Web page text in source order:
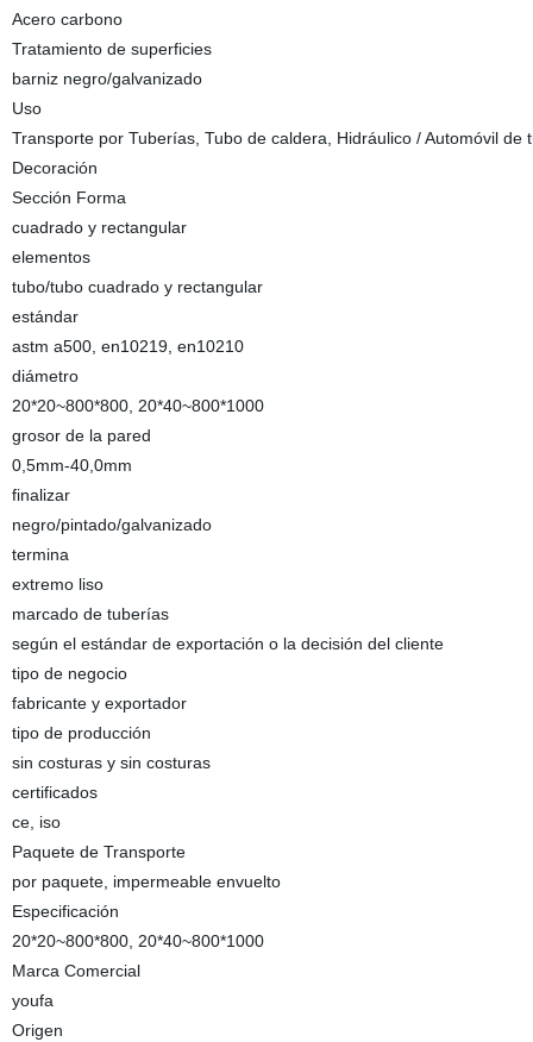
Acero carbono
Tratamiento de superficies
barniz negro/galvanizado
Uso
Transporte por Tuberías, Tubo de caldera, Hidráulico / Automóvil
Decoración
Sección Forma
cuadrado y rectangular
elementos
tubo/tubo cuadrado y rectangular
estándar
astm a500, en10219, en10210
diámetro
20*20~800*800, 20*40~800*1000
grosor de la pared
0,5mm-40,0mm
finalizar
negro/pintado/galvanizado
termina
extremo liso
marcado de tuberías
según el estándar de exportación o la decisión del cliente
tipo de negocio
fabricante y exportador
tipo de producción
sin costuras y sin costuras
certificados
ce, iso
Paquete de Transporte
por paquete, impermeable envuelto
Especificación
20*20~800*800, 20*40~800*1000
Marca Comercial
youfa
Origen